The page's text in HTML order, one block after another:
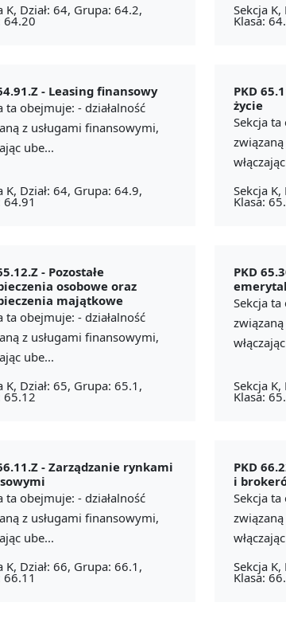
K, Dział: 64, Grupa: 64.2,
64.20
Sekcja
Klasa:
- Leasing finansowy
ta obejmuje: - działalność
z usługami finansowymi,
ube...
K, Dział: 64, Grupa: 64.9,
64.91
PKD
życie
Sekcja ta
Sekcja
Klasa:
- Pozostałe
osobowe oraz
majątkowe
ta obejmuje: - działalność
z usługami finansowymi,
ube...
K, Dział: 65, Grupa: 65.1,
65.12
PKD
Sekcja ta
Sekcja
Klasa:
- Zarządzanie rynkami
ta obejmuje: - działalność
z usługami finansowymi,
ube...
K, Dział: 66, Grupa: 66.1,
66.11
PKD
i
Sekcja ta
Sekcja
Klasa: